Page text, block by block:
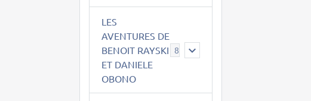
LES
AVENTURES DE
BENOIT RAYSKI
ET DANIELE
OBONO